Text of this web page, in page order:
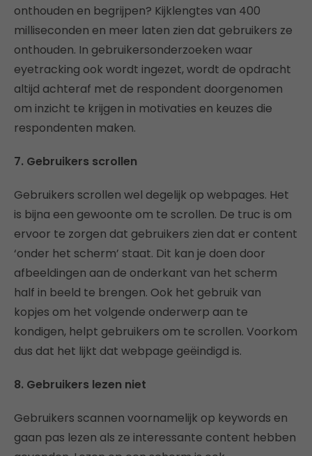
onthouden en begrijpen? Kijklengtes van 400
milliseconden en meer laten zien dat gebruikers ze
onthouden. In gebruikersonderzoeken waar
eyetracking ook wordt ingezet, wordt de opdracht
altijd achteraf met de respondent doorgenomen
om inzicht te krijgen in motivaties en keuzes die
respondenten maken.
7. Gebruikers scrollen
Gebruikers scrollen wel degelijk op webpages. Het
is bijna een gewoonte om te scrollen. De truc is om
ervoor te zorgen dat gebruikers zien dat er content
‘onder het scherm’ staat. Dit kan je doen door
afbeeldingen aan de onderkant van het scherm
half in beeld te brengen. Ook het gebruik van
kopjes om het volgende onderwerp aan te
kondigen, helpt gebruikers om te scrollen. Voorkom
dus dat het lijkt dat webpage geëindigd is.
8. Gebruikers lezen niet
Gebruikers scannen voornamelijk op keywords en
gaan pas lezen als ze interessante content hebben